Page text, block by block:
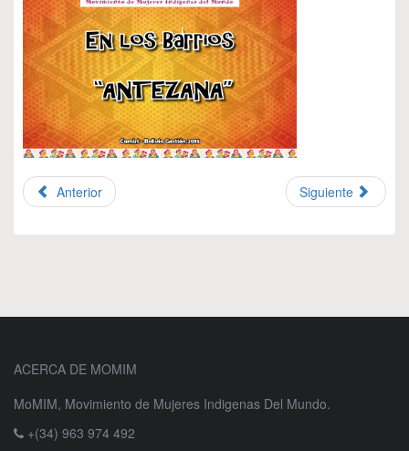
Anterior Siguiente
ACERCA DE MOMIM
MoMIM, Movimiento de Mujeres Indigenas Del Mundo.
+(34) 963 974 492